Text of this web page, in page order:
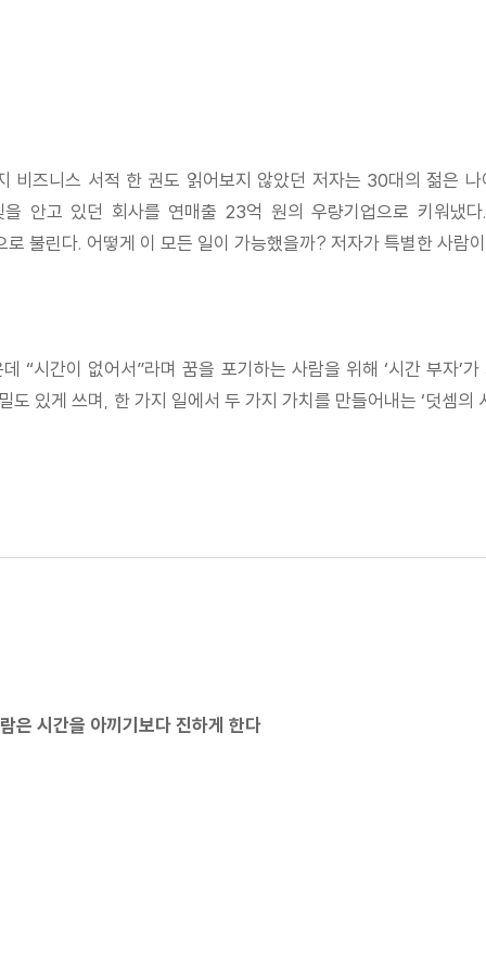
비즈니스 서적 한 권도 읽어보지 않았던 저자는 30대의 젊은
안고 있던 회사를 연매출 23억 원의 우량기업으로 키워냈다.
로 불린다. 어떻게 이 모든 일이 가능했을까? 저자가 특별한 사람
“시간이 없어서”라며 꿈을 포기하는 사람을 위해 ‘시간 부자
도 있게 쓰며, 한 가지 일에서 두 가지 가치를 만들어내는 ‘덧셈의
은 시간을 아끼기보다 진하게 한다